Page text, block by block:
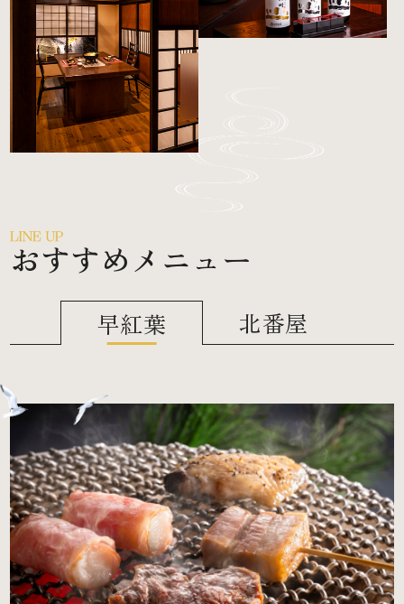
おすすめメニュー
早紅葉 北番屋